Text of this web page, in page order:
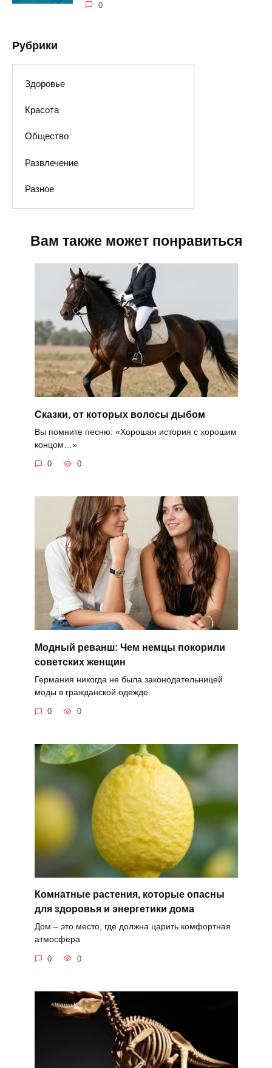
0
Рубрики
Здоровье
Красота
Общество
Развлечение
Разное
Вам также может понравиться
Сказки, от которых волосы дыбом
Вы помните песню: «Хорошая история с хорошим
концом…»
0 0
Модный реванш: Чем немцы покорили
советских женщин
Германия никогда не была законодательницей
моды в гражданской одежде.
0 0
Комнатные растения, которые опасны
для здоровья и энергетики дома
Дом – это место, где должна царить комфортная
атмосфера
0 0